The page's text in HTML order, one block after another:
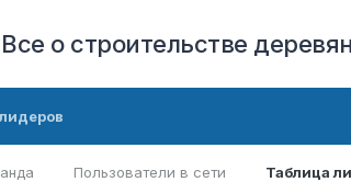
о строительстве
Пользователи в сети Таблица